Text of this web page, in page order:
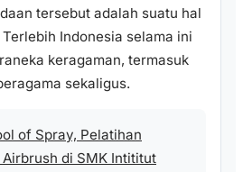
tersebut adalah suatu hal
Indonesia selama ini
keragaman, termasuk
sekaligus.
of Spray, Pelatihan
di SMK Intititut